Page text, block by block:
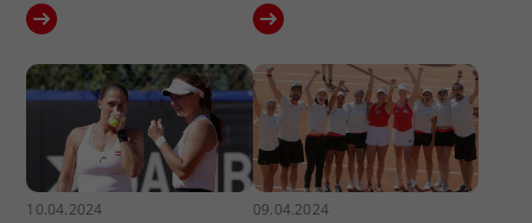
10.04.2024 09.04.2024